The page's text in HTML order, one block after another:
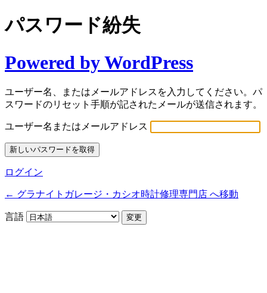
パスワード紛失
Powered by WordPress
ユーザー名、またはメールアドレスを入力してください。パ
スワードのリセット手順が記されたメールが送信されます。
ユーザー名またはメールアドレス
ログイン
← グラナイトガレージ・カシオ時計修理専門店 へ移動
言語